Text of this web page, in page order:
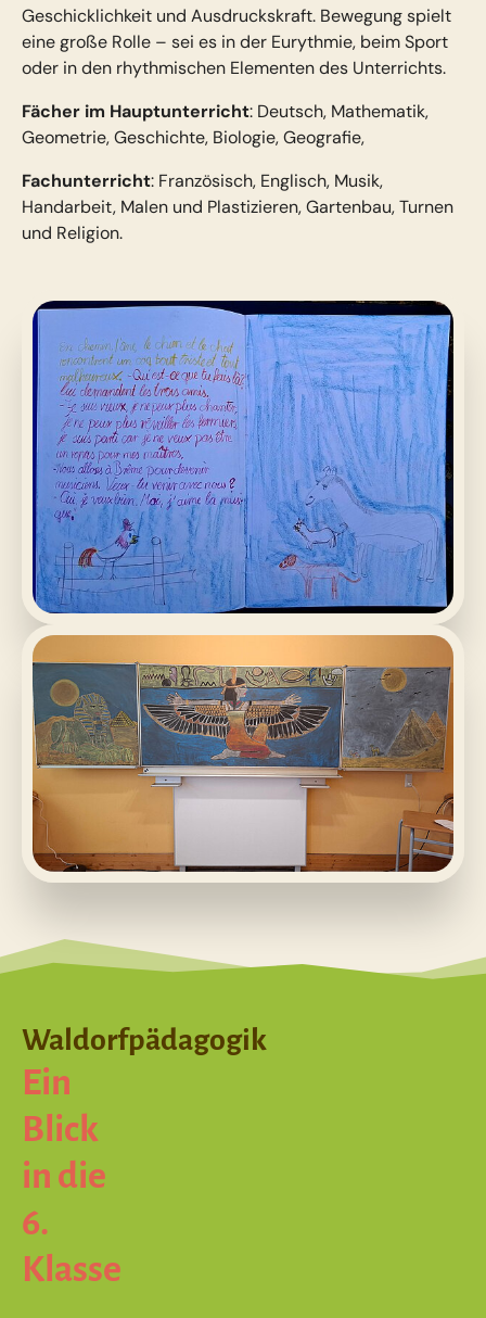
Geschicklichkeit und Ausdruckskraft. Bewegung spielt
eine große Rolle – sei es in der Eurythmie, beim Sport
oder in den rhythmischen Elementen des Unterrichts.
Fächer im Hauptunterricht: Deutsch, Mathematik,
Geometrie, Geschichte, Biologie, Geografie,
Fachunterricht: Französisch, Englisch, Musik,
Handarbeit, Malen und Plastizieren, Gartenbau, Turnen
und Religion.
Ein
Blick
in die
6.
Klasse
Waldorfpädagogik